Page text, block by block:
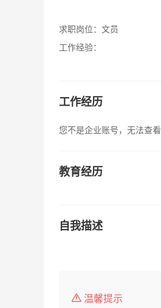
求职岗位： 文员
工作经验：
工作经历
您不是企业账号，无法查看
教育经历
自我描述
温馨提示